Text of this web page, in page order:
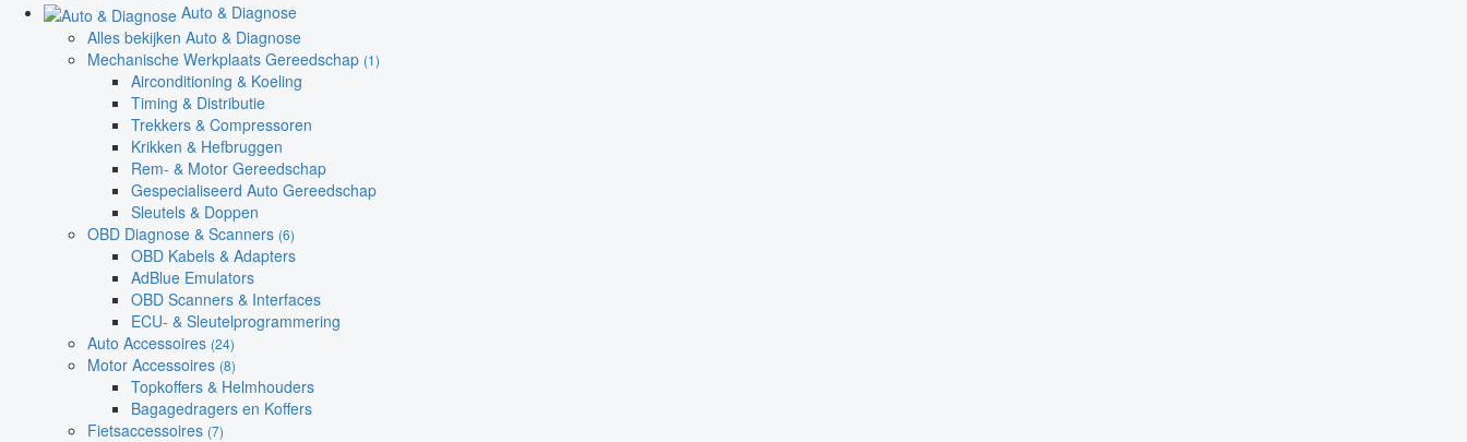
Auto & Diagnose
Alles bekijken Auto & Diagnose
Mechanische Werkplaats Gereedschap (1)
Airconditioning & Koeling
Timing & Distributie
Trekkers & Compressoren
Krikken & Hefbruggen
Rem- & Motor Gereedschap
Gespecialiseerd Auto Gereedschap
Sleutels & Doppen
OBD Diagnose & Scanners (6)
OBD Kabels & Adapters
AdBlue Emulators
OBD Scanners & Interfaces
ECU- & Sleutelprogrammering
Auto Accessoires (24)
Motor Accessoires (8)
Topkoffers & Helmhouders
Bagagedragers en Koffers
Fietsaccessoires (7)